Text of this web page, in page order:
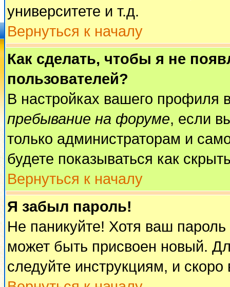
университете и т.д.
Вернуться к началу
Как сделать, чтобы я не
пользователей?
В настройках вашего профиля
пребывание на форуме, если
только администраторам и
будете показываться как
Вернуться к началу
Я забыл пароль!
Не паникуйте! Хотя ваш
может быть присвоен новый.
следуйте инструкциям, и